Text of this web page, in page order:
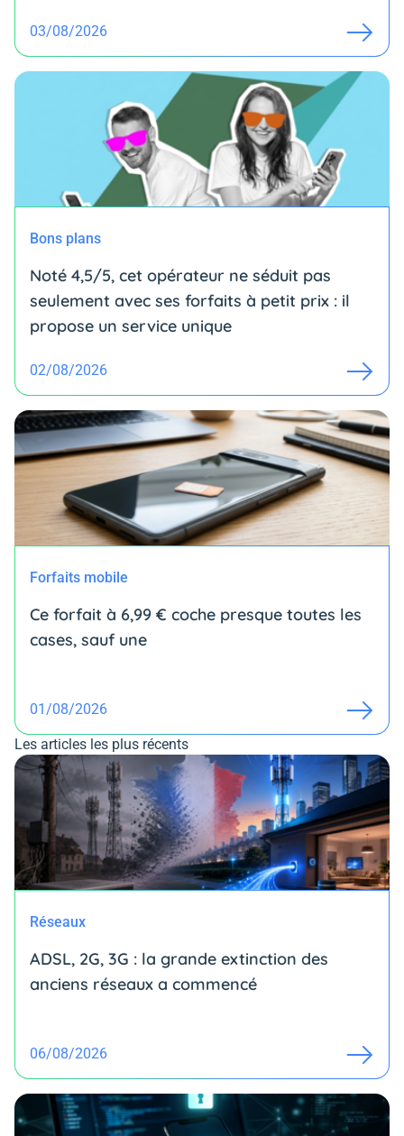
03/08/2026
Bons plans
Noté 4,5/5, cet opérateur ne séduit pas
seulement avec ses forfaits à petit prix : il
propose un service unique
02/08/2026
Forfaits mobile
Ce forfait à 6,99 € coche presque toutes les
cases, sauf une
01/08/2026
Les articles les plus récents
Réseaux
ADSL, 2G, 3G : la grande extinction des
anciens réseaux a commencé
06/08/2026